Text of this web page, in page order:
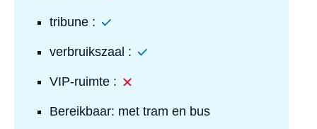
tribune : Ja
verbruikszaal : Ja
VIP-ruimte : Nee
Bereikbaar: met tram en bus